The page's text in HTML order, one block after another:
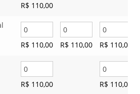
R$ 110,00
R$ 110,00 R$ 110,00 R$ 110,00
R$ 110,00 R$ 110,00